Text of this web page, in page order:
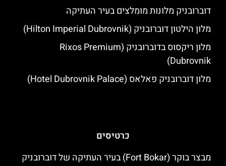
דוברובניק מלונות מומלצים בעיר העתיקה
מלון הילטון דוברובניק (Hilton Imperial Dubrovnik)
מלון ריקסוס בדוברובניק (Rixos Premium
Dubrovnik)
מלון דוברובניק פאלאס (Hotel Dubrovnik Palace)
כרטיסים
מבצר בוקר (Fort Bokar) בעיר העתיקה של דוברובניק